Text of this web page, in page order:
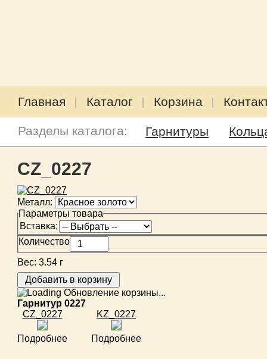
Главная Каталог Корзина
Разделы каталога: Гарнитуры
CZ_0227
Металл:
Параметры товара
Вставка:
Количество
Вес: 3.54 г
Обновление корзины...
Гарнитур 0227
CZ_0227
Подробнее
KZ_0227
Подробнее